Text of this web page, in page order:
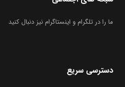
ما را در تلگرام و اینستاگرام نیز دنبال کنید
دسترسی سریع